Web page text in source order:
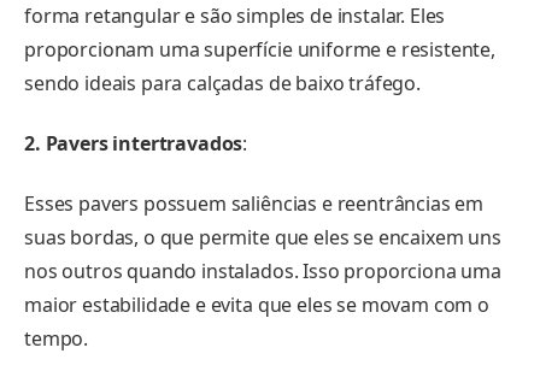
forma retangular e são simples de instalar. Eles
proporcionam uma superfície uniforme e resistente,
sendo ideais para calçadas de baixo tráfego.
2. Pavers intertravados:
Esses pavers possuem saliências e reentrâncias em
suas bordas, o que permite que eles se encaixem uns
nos outros quando instalados. Isso proporciona uma
maior estabilidade e evita que eles se movam com o
tempo.